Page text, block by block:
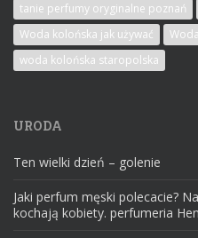
tanie perfumy oryginalne poznań
Woda kolońska jak używać
woda kolońska staropolska
URODA
Ten wielki dzień – golenie
Jaki perfum męski polecacie?
kochają kobiety. perfumeria